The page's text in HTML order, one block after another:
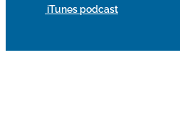
iTunes podcast